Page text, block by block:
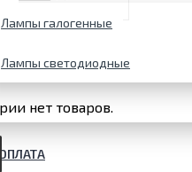
Лампы галогенные
Лампы светодиодные
нет товаров.